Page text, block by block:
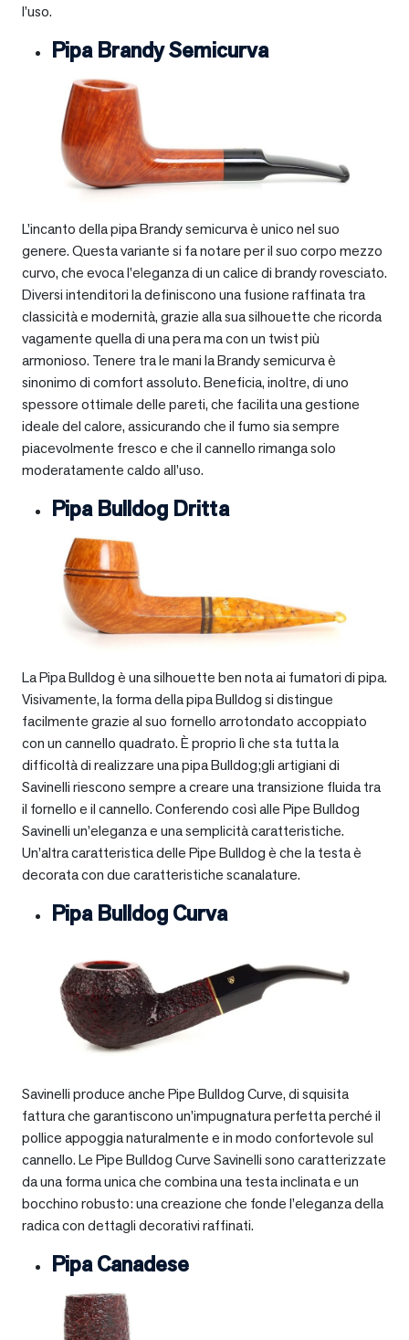
l’uso.
Pipa Brandy Semicurva
L’incanto della pipa Brandy semicurva è unico nel suo
genere. Questa variante si fa notare per il suo corpo mezzo
curvo, che evoca l’eleganza di un calice di brandy rovesciato.
Diversi intenditori la definiscono una fusione raffinata tra
classicità e modernità, grazie alla sua silhouette che ricorda
vagamente quella di una pera ma con un twist più
armonioso. Tenere tra le mani la Brandy semicurva è
sinonimo di comfort assoluto. Beneficia, inoltre, di uno
spessore ottimale delle pareti, che facilita una gestione
ideale del calore, assicurando che il fumo sia sempre
piacevolmente fresco e che il cannello rimanga solo
moderatamente caldo all’uso.
Pipa Bulldog Dritta
La Pipa Bulldog è una silhouette ben nota ai fumatori di pipa.
Visivamente, la forma della pipa Bulldog si distingue
facilmente grazie al suo fornello arrotondato accoppiato
con un cannello quadrato. È proprio lì che sta tutta la
difficoltà di realizzare una pipa Bulldog;gli artigiani di
Savinelli riescono sempre a creare una transizione fluida tra
il fornello e il cannello. Conferendo così alle Pipe Bulldog
Savinelli un’eleganza e una semplicità caratteristiche.
Un’altra caratteristica delle Pipe Bulldog è che la testa è
decorata con due caratteristiche scanalature.
Pipa Bulldog Curva
Savinelli produce anche Pipe Bulldog Curve, di squisita
fattura che garantiscono un’impugnatura perfetta perché il
pollice appoggia naturalmente e in modo confortevole sul
cannello. Le Pipe Bulldog Curve Savinelli sono caratterizzate
da una forma unica che combina una testa inclinata e un
bocchino robusto: una creazione che fonde l’eleganza della
radica con dettagli decorativi raffinati.
Pipa Canadese